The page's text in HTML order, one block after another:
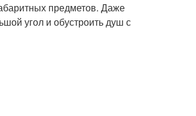
предметов. Даже
угол и обустроить душ с